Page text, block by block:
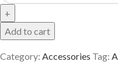
Add to cart
Category: Accessories Tag: